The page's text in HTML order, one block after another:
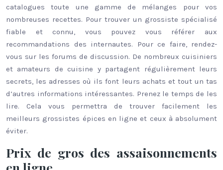
catalogues toute une gamme de mélanges pour vos
nombreuses recettes. Pour trouver un grossiste spécialisé
fiable et connu, vous pouvez vous référer aux
recommandations des internautes. Pour ce faire, rendez-
vous sur les forums de discussion. De nombreux cuisiniers
et amateurs de cuisine y partagent régulièrement leurs
secrets, les adresses où ils font leurs achats et tout un tas
d’autres informations intéressantes. Prenez le temps de les
lire. Cela vous permettra de trouver facilement les
meilleurs grossistes épices en ligne et ceux à absolument
éviter.
Prix de gros des assaisonnements